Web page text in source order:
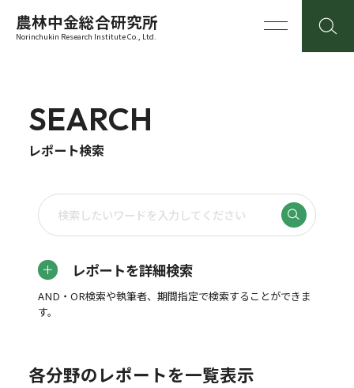
農林中金総合研究所
Norinchukin Research Institute Co., Ltd.
SEARCH
レポート検索
レポートを詳細検索
AND・OR検索や執筆者、期間指定で検索することができま
す。
各分野のレポートを一覧表示